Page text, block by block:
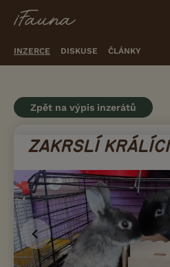
INZERCE DISKUSE ČLÁNKY
Zpět na výpis inzerátů
ZAKRSLÍ KRÁLÍCI